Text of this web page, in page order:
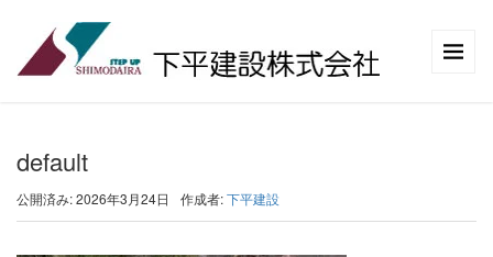
default
公開済み: 2026年3月24日 作成者:下平建設